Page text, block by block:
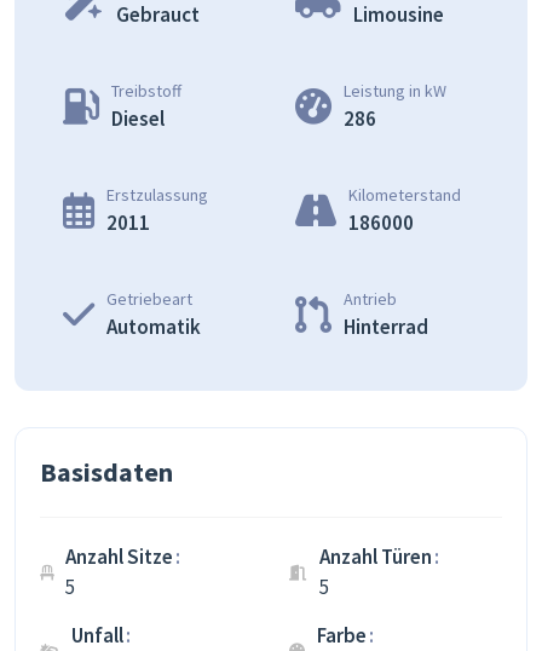
Gebrauct Limousine
Treibstoff
Diesel
Leistung in kW
286
Erstzulassung
2011
Kilometerstand
186000
Getriebeart
Automatik
Antrieb
Hinterrad
Basisdaten
Anzahl Sitze
5
Anzahl Türen
5
Unfall
Farbe